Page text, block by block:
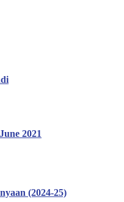
2021
(2024-25)